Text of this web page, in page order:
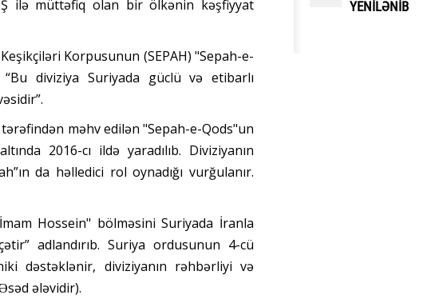
ilə müttəfiq olan bir ölkənin kəşfiyyat
Korpusunun (SEPAH) "Sepah-e-
diviziya Suriyada güclü və etibarlı
məhv edilən "Sepah-e-Qods"un
2016-cı ildə yaradılıb. Diviziyanın
da həlledici rol oynadığı vurğulanır.
Hossein" bölməsini Suriyada İranla
adlandırıb. Suriya ordusunun 4-cü
dəstəklənir, diviziyanın rəhbərliyi və
ələvidir).
YENİLƏNİB